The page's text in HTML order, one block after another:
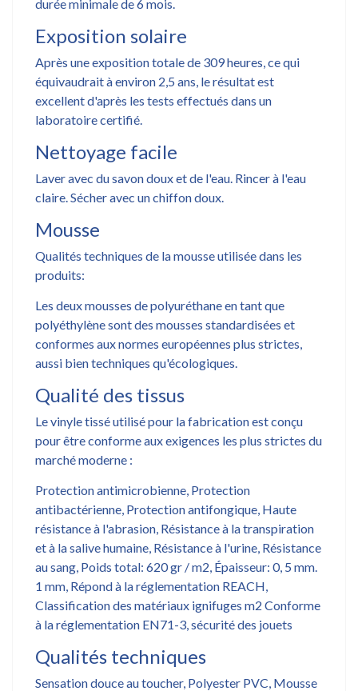
durée minimale de 6 mois.
Exposition solaire
Après une exposition totale de 309 heures, ce qui
équivaudrait à environ 2,5 ans, le résultat est
excellent d'après les tests effectués dans un
laboratoire certifié.
Nettoyage facile
Laver avec du savon doux et de l'eau. Rincer à l'eau
claire. Sécher avec un chiffon doux.
Mousse
Qualités techniques de la mousse utilisée dans les
produits:
Les deux mousses de polyuréthane en tant que
polyéthylène sont des mousses standardisées et
conformes aux normes européennes plus strictes,
aussi bien techniques qu'écologiques.
Qualité des tissus
Le vinyle tissé utilisé pour la fabrication est conçu
pour être conforme aux exigences les plus strictes du
marché moderne :
Protection antimicrobienne, Protection
antibactérienne, Protection antifongique, Haute
résistance à l'abrasion, Résistance à la transpiration
et à la salive humaine, Résistance à l'urine, Résistance
au sang, Poids total: 620 gr / m2, Épaisseur: 0, 5 mm.
1 mm, Répond à la réglementation REACH,
Classification des matériaux ignifuges m2 Conforme
à la réglementation EN71-3, sécurité des jouets
Qualités techniques
Sensation douce au toucher, Polyester PVC, Mousse